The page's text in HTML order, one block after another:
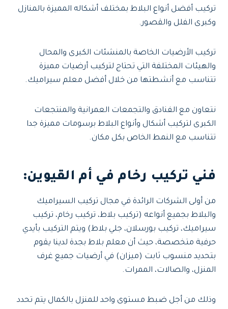
تركيب أفضل أنواع البلاط بمختلف أشكاله المميزة بالمنازل
وكبرى الفلل والقصور.
تركيب الأرضيات الخاصة بالمنشئات الكبرى والمحال
والهيئات المختلفة التي تحتاج لتركيب أرضيات مميزة
تتناسب مع أنشطتها من خلال أفضل معلم سيراميك.
نتعاون مع الفنادق والتجمعات العمرانية والمنتجعات
الكبرى لتركيب أشكال وأنواع البلاط برسومات مميزة جدا
تتناسب مع النمط الخاص بكل مكان.
فني تركيب رخام في أم القيوين:
من أولى الشركات الرائدة في مجال تركيب السيراميك
والبلاط بجميع أنواعه (تركيب بلاط، تركيب رخام، تركيب
سيراميك، تركيب بورسلان، جلي بلاط) ويتم التركيب بأيدي
حرفية متخصصة، حيث أن معلم بلاط بجدة لدينا يقوم
بتحديد منسوب ثابت (ميزان) في أرضيات جميع غرف
المنزل، والصالات، الممرات.
وذلك من أجل ضبط مستوى واحد للمنزل بالكمال يتم تحدد